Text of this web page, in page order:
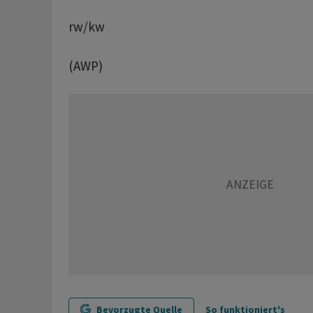
rw/kw
(AWP)
Bevorzugte Quelle So funktioniert's